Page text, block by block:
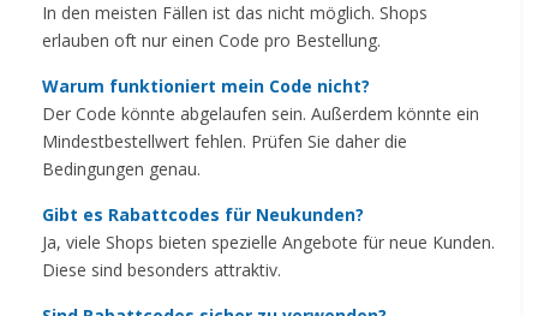
In den meisten Fällen ist das nicht möglich. Shops
erlauben oft nur einen Code pro Bestellung.
Warum funktioniert mein Code nicht?
Der Code könnte abgelaufen sein. Außerdem könnte ein
Mindestbestellwert fehlen. Prüfen Sie daher die
Bedingungen genau.
Gibt es Rabattcodes für Neukunden?
Ja, viele Shops bieten spezielle Angebote für neue Kunden.
Diese sind besonders attraktiv.